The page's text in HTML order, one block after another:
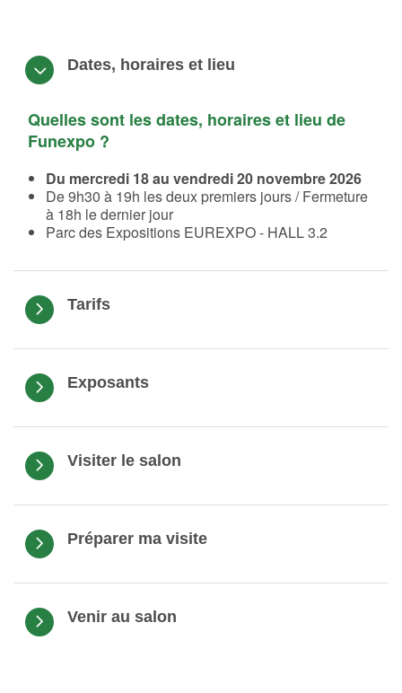
Dates, horaires et lieu
Quelles sont les dates, horaires et lieu de
Funexpo ?
Du mercredi 18 au vendredi 20 novembre 2026
De 9h30 à 19h les deux premiers jours / Fermeture
à 18h le dernier jour
Parc des Expositions EUREXPO- HALL 3.2
Tarifs
Exposants
Visiter le salon
Préparer ma visite
Venir au salon